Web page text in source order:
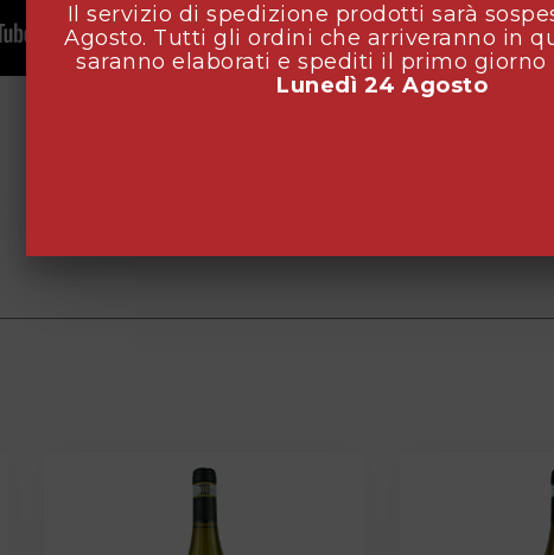
Il servizio di spedizione prodotti sarà
Agosto. Tutti gli ordini che arriveranno in
saranno elaborati e spediti il primo
Lunedì 24 Agosto